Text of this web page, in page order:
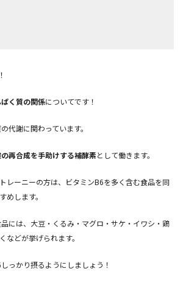
く質の関係についてです！
代謝に関わっています。
再合成を手助けする補酵素として働きます。
レーニーの方は、ビタミンB6を多く含む食品を同
めします。
には、大豆・くるみ・マグロ・サケ・イワシ・鶏
などが挙げられます。
っかり摂るようにしましょう！